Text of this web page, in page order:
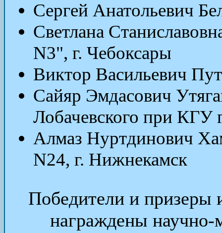
Сергей Анатольевич
Светлана
N3", г. Чебоксары
Виктор Васильевич
Сайяр Эмдасович
Лобачевского при КГУ
Алмаз Нуртдинович
N24, г. Нижнекамск
Победители и призеры
награждены научно-